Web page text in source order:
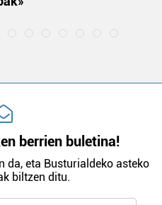
berrien buletina!
da, eta Busturialdeko asteko
biltzen ditu.